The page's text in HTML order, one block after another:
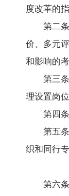
度改革的
第二
价、多元
和影响的考
第三
理设置岗
第四
第五
织和同行
第六